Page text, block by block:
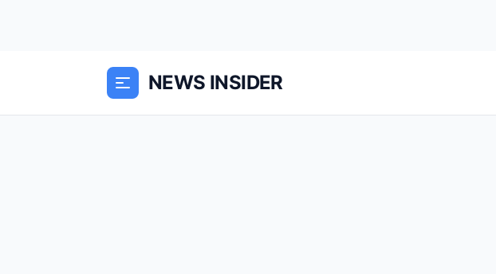
NEWS INSIDER